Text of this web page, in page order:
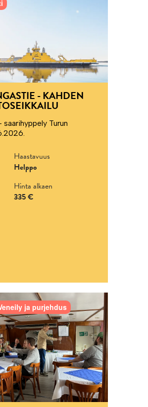
- KAHDEN
Turun
Haastavuus
Helppo
Hinta alkaen
335 €
ja purjehdus